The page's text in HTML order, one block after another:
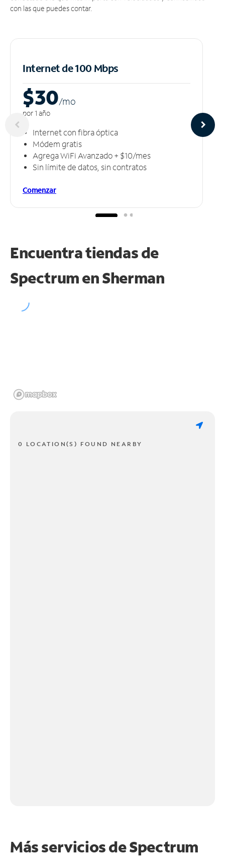
con las que puedes contar.
Internet de 100 Mbps
$30/mo
por 1 año
Internet con fibra óptica
Módem gratis
Agrega WiFi Avanzado + $10/mes
Sin límite de datos, sin contratos
Comenzar
Encuentra tiendas de
Spectrum enSherman
0 LOCATION(S) FOUND NEARBY
Más servicios de Spectrum